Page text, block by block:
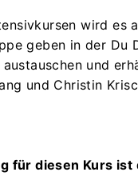
wird es
geben in der Du
und
und Christin
für diesen Kurs ist